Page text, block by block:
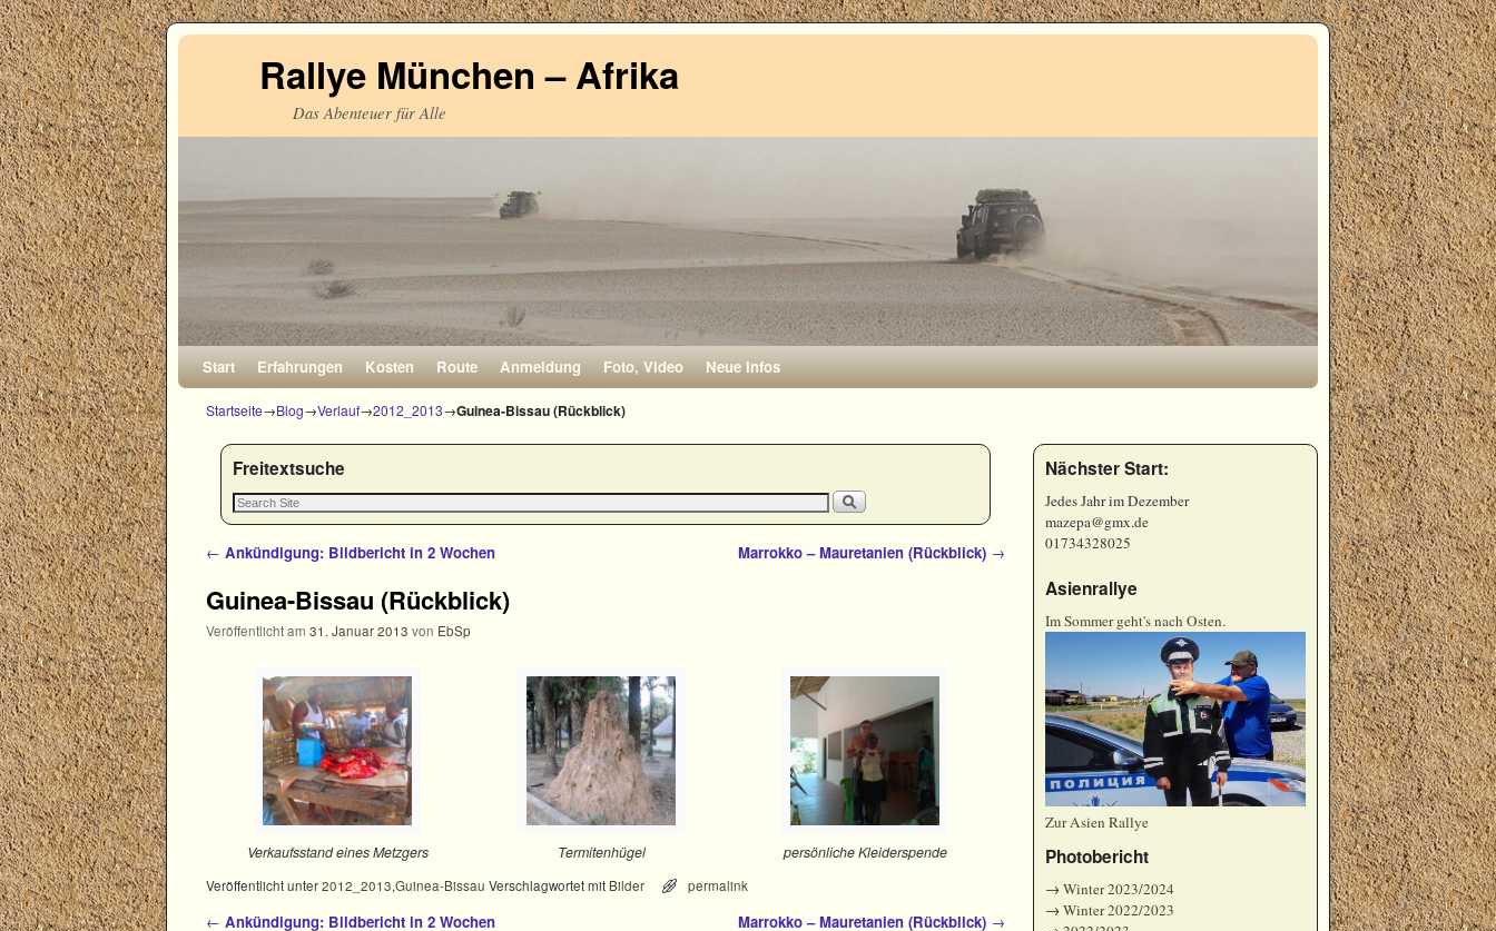
Rallye München – Afrika
Das Abenteuer für Alle
Start Erfahrungen Kosten Route Anmeldung Foto, Video Neue Infos
Startseite→Blog→Verlauf→2012_2013→Guinea-Bissau (Rückblick)
Freitextsuche
Artikelnavigation
← Ankündigung: Bildbericht in 2 Wochen Marrokko – Mauretanien (Rückblick) →
Guinea-Bissau (Rückblick)
Veröffentlicht am 31. Januar 2013 von EbSp
Verkaufsstand eines Metzgers Termitenhügel persönliche Kleiderspende
Veröffentlicht unter2012_2013,Guinea-Bissau Verschlagwortet mit Bilder permalink
Artikelnavigation
← Ankündigung: Bildbericht in 2 Wochen Marrokko – Mauretanien (Rückblick) →
Nächster Start:
Jedes Jahr im Dezember
mazepa@gmx.de
01734328025
Asienrallye
Im Sommer geht's nach Osten.
Zur Asien Rallye
Photobericht
→Winter 2023/2024
→Winter 2022/2023